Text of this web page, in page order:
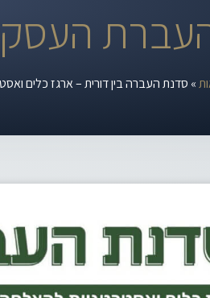
» סדנת העברה בין דורית – ארגז כלים